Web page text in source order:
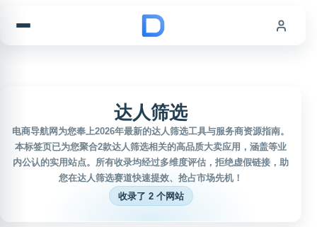
达人筛选
电商导航网为您奉上2026年最新的达人筛选工具与服务商资源指南。
本标签页已为您聚合2款达人筛选相关的高品质大卖应用，涵盖等业
内公认的实用站点。所有收录均经过多维度评估，拒绝虚假链接，助
您在达人筛选赛道快速提效、抢占市场先机！
收录了 2 个网站